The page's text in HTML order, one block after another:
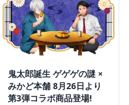
鬼太郎誕生 ゲゲゲの謎 ×
みかど本舗 8月26日より
第3弾コラボ商品登場!